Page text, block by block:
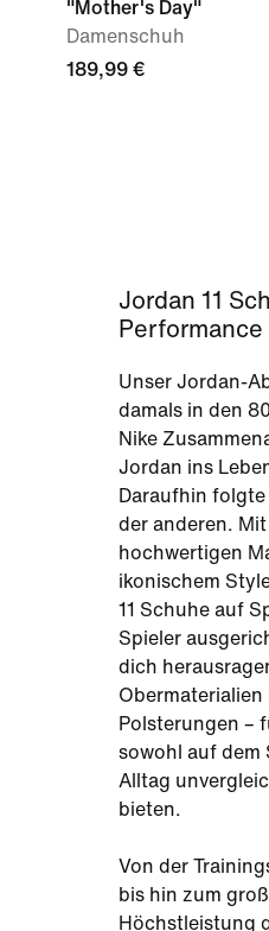
"Mother's Day"
Damenschuh
189,99 €
Jordan 11
Performance
Unser Jordan-
damals in den
Nike
Jordan ins
Daraufhin
der anderen.
hochwertigen
ikonischem
11 Schuhe auf
Spieler
dich
Polsterungen –
sowohl auf dem
Alltag
bieten.
Von der
bis hin zum
Höchstleistung